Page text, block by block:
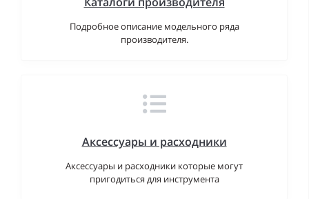
Подробное описание модельного ряда
производителя.
Аксессуары и расходники
Аксессуары и расходники которые могут
пригодиться для инструмента